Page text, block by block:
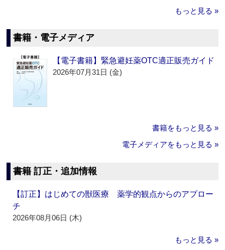
もっと見る »
書籍・電子メディア
【電子書籍】緊急避妊薬OTC適正販売ガイド
2026年07月31日 (金)
書籍をもっと見る »
電子メディアをもっと見る »
書籍 訂正・追加情報
【訂正】はじめての獣医療 薬学的観点からのアプロー
チ
2026年08月06日 (木)
もっと見る »